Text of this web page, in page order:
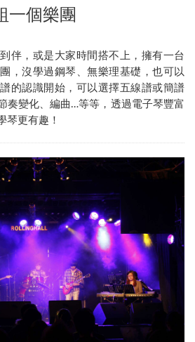
一個樂團
伴，或是大家時間搭不上，擁有一台
，沒學過鋼琴、無樂理基礎，也可以
的認識開始，可以選擇五線譜或簡譜
奏變化、編曲…等等，透過電子琴豐富
琴更有趣！